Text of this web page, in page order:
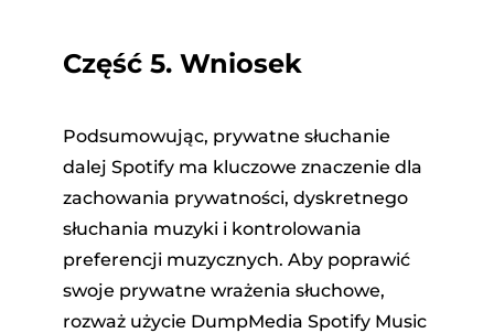
Część 5. Wniosek
Podsumowując, prywatne słuchanie
dalej Spotify ma kluczowe znaczenie dla
zachowania prywatności, dyskretnego
słuchania muzyki i kontrolowania
preferencji muzycznych. Aby poprawić
swoje prywatne wrażenia słuchowe,
rozważ użycie DumpMedia Spotify Music